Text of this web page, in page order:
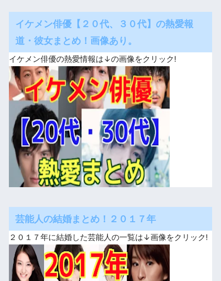
イケメン俳優【２０代、３０代】の熱愛報
道・彼女まとめ！画像あり。
イケメン俳優の熱愛情報は↓の画像をクリック!
芸能人の結婚まとめ！２０１７年
２０１７年に結婚した芸能人の一覧は↓画像をクリック!